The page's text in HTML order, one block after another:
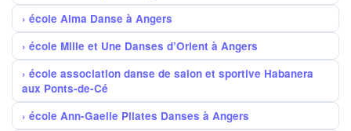
école Alma Danse à Angers
école Mille et Une Danses d’Orient à Angers
école association danse de salon et sportive Habanera
aux Ponts-de-Cé
école Ann-Gaelle Pilates Danses à Angers